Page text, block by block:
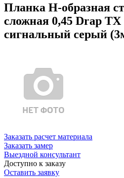
Планка Н-образная
сложная 0,45 Drap TX
сигнальный серый
Заказать расчет материала
Заказать замер
Выездной консультант
Доступно к заказу
Оставить заявку